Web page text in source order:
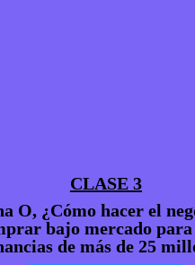
CLASE 3
O, ¿Cómo hacer el
bajo mercado
de más de 25